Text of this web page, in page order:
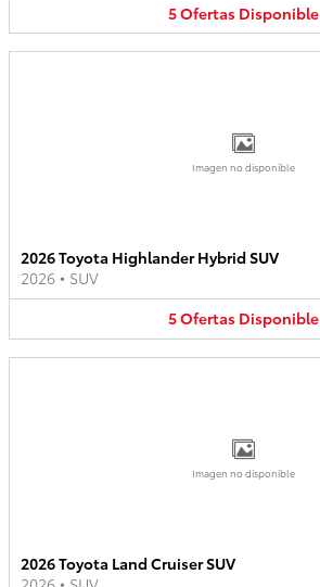
5Ofertas Disponible
Imagen no disponible
2026 Toyota Highlander Hybrid SUV
2026 • SUV
5Ofertas Disponible
Imagen no disponible
2026 Toyota Land Cruiser SUV